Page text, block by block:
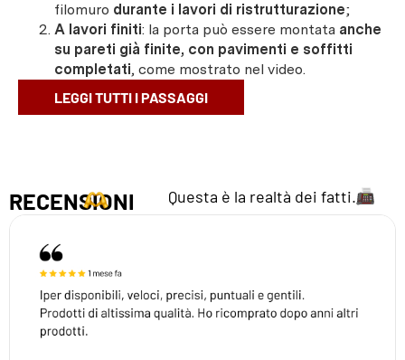
filomuro durante i lavori di ristrutturazione;
A lavori finiti: la porta può essere montata anche
su pareti già finite, con pavimenti e soffitti
completati, come mostrato nel video.
LEGGI TUTTI I PASSAGGI
RECENSIONI Questa è la realtà dei fatti.